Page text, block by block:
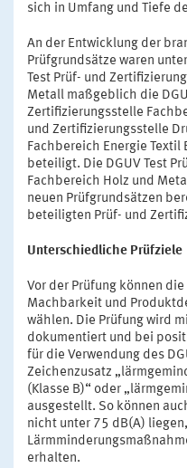
sich in Umfang und Tiefe
An der Entwicklung der
Prüfgrundsätze waren
Test Prüf- und
Metall maßgeblich die
Zertifizierungsstelle
und Zertifizierungsstelle
Fachbereich Energie
beteiligt. Die DGUV Test
Fachbereich Holz und
neuen Prüfgrundsätzen
beteiligten Prüf- und
Unterschiedliche Prüfziele
Vor der Prüfung können
Machbarkeit und
wählen. Die Prüfung wird
dokumentiert und bei
für die Verwendung des
Zeichenzusatz
(Klasse B)“ oder
ausgestellt. So können
nicht unter 75 dB(A)
erhalten.